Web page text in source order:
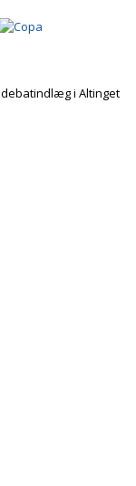
i Altinget